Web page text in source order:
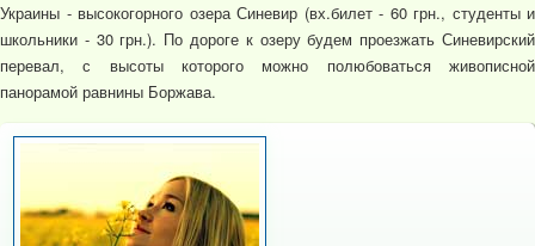
Украины - высокогорного озера Синевир (вх.билет - 60 грн., студенты и
школьники - 30 грн.). По дороге к озеру будем проезжать Синевирский
перевал, с высоты которого можно полюбоваться живописной
панорамой равнины Боржава.